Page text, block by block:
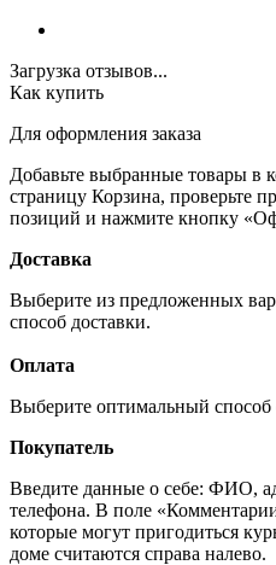
Загрузка отзывов...
Как купить
Для оформления заказа
Добавьте выбранные товары в
страницу Корзина, проверьте
позиций и нажмите кнопку
Доставка
Выберите из предложенных
способ доставки.
Оплата
Выберите оптимальный способ
Покупатель
Введите данные о себе: ФИО,
телефона. В поле
которые могут пригодиться
доме считаются справа налево.